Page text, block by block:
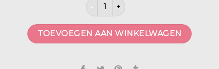
speelgoed auto aantal
TOEVOEGEN AAN WINKELWAGEN